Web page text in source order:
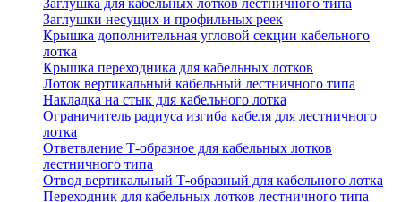
Заглушки несущих и профильных реек
Крышка дополнительная угловой секции кабельного
лотка
Крышка переходника для кабельных лотков
Лоток вертикальный кабельный лестничного типа
Накладка на стык для кабельного лотка
Ограничитель радиуса изгиба кабеля для лестничного
лотка
Ответвление Т-образное для кабельных лотков
лестничного типа
Отвод вертикальный Т-образный для кабельного лотка
Переходник для кабельных лотков лестничного типа